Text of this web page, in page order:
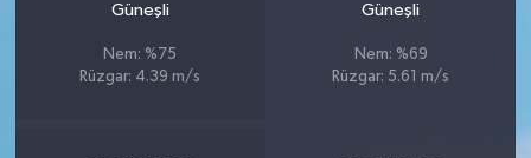
Güneşli
Nem: %75
Rüzgar: 4.39 m/s
Güneşli
Nem: %69
Rüzgar: 5.61 m/s